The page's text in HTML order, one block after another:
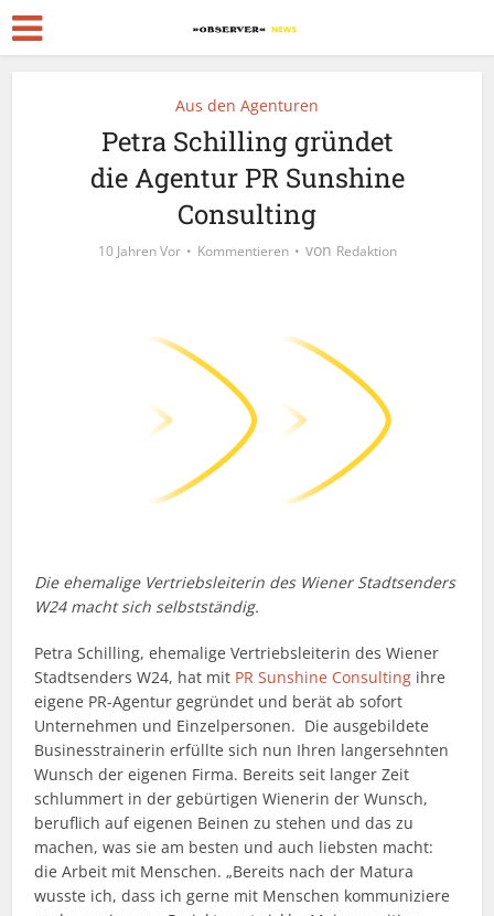
Aus den Agenturen
Petra Schilling gründet
die Agentur PR Sunshine
Consulting
10 Jahren Vor Kommentieren von Redaktion
Die ehemalige Vertriebsleiterin des Wiener Stadtsenders
W24 macht sich selbstständig.
Petra Schilling, ehemalige Vertriebsleiterin des Wiener
Stadtsenders W24, hat mit PR Sunshine Consulting ihre
eigene PR-Agentur gegründet und berät ab sofort
Unternehmen und Einzelpersonen. Die ausgebildete
Businesstrainerin erfüllte sich nun Ihren langersehnten
Wunsch der eigenen Firma. Bereits seit langer Zeit
schlummert in der gebürtigen Wienerin der Wunsch,
beruflich auf eigenen Beinen zu stehen und das zu
machen, was sie am besten und auch liebsten macht:
die Arbeit mit Menschen. „Bereits nach der Matura
wusste ich, dass ich gerne mit Menschen kommuniziere